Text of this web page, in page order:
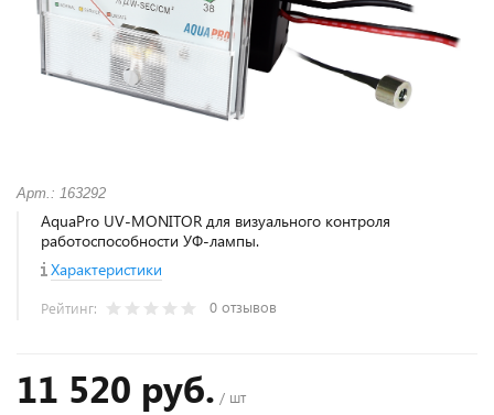
Арт.: 163292
AquaPro UV-MONITOR для визуального контроля
работоспособности УФ-лампы.
Характеристики
Рейтинг: 0 отзывов
11 520 руб. / шт